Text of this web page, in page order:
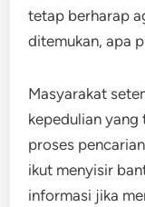
tetap berharap
ditemukan, apa
Masyarakat
kepedulian
proses
ikut menyisir
informasi jika